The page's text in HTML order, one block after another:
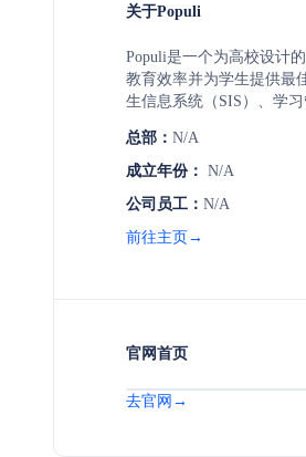
关于Populi
Populi是一个为高校设计
教育效率并为学生提供最
生信息系统（SIS）、学
及报告运行等功能，支持
者、校友和董事会成员等
率。
总部： N/A
成立年份： N/A
公司员工： N/A
前往主页→
官网首页
去官网→